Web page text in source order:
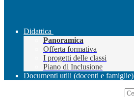
Didattica
Panoramica
Offerta formativa
I progetti delle classi
Piano di Inclusione
Documenti utili (docenti e famiglie)